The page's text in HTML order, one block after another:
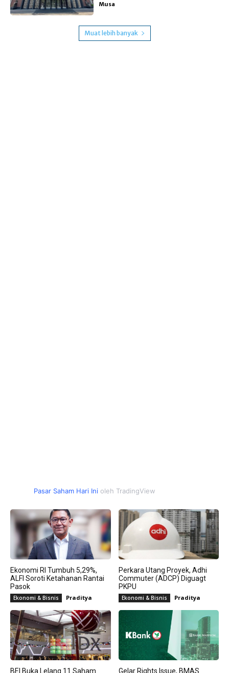
Musa
Muat lebih banyak
Pasar Saham Hari Ini oleh TradingView
Ekonomi RI Tumbuh 5,29%,
ALFI Soroti Ketahanan Rantai
Pasok
Ekonomi & Bisnis Praditya
Perkara Utang Proyek, Adhi
Commuter (ADCP) Diguagt
PKPU
Ekonomi & Bisnis Praditya
BEI Buka Lelang 11 Saham Gelar Rights Issue, BMAS